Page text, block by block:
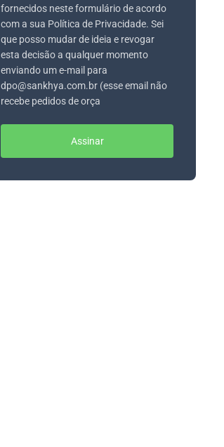
fornecidos neste formulário de acordo
com a sua Política de Privacidade. Sei
que posso mudar de ideia e revogar
esta decisão a qualquer momento
enviando um e-mail para
dpo@sankhya.com.br (esse email não
recebe pedidos de orça
Assinar